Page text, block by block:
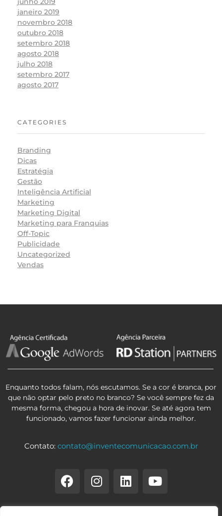
janeiro 2019
novembro 2018
outubro 2018
setembro 2018
agosto 2018
julho 2018
setembro 2017
agosto 2017
CATEGORIES
Branding
Dicas
Estratégia
Gestão
Inteligência Artificial
Marketing
Marketing Digital
Marketing para Franquias
Off-Topic
Publicidade
Uncategorized
Vendas
Enquanto todos falam, nós escutamos. Se a cor é branca, por
que não optar pelo preto no branco? Se você sempre fez da
mesma forma, chegou a hora de inovar. Se até agora tem
funcionado, vamos fazer funcionar ainda melhor.
Contato: contato@inventecomunicacao.com.br